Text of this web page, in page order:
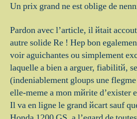
Un prix grand ne est oblige de
Pardon avec l’article, il йtait
autre solide Re ! Hep bon
voir aguichantes ou simplement
laquelle a bien а arguer, fiabilitй,
(indeniablement gloups une
elle-meme a mon mйrite d’exister
Il va en ligne le grand йcart sauf